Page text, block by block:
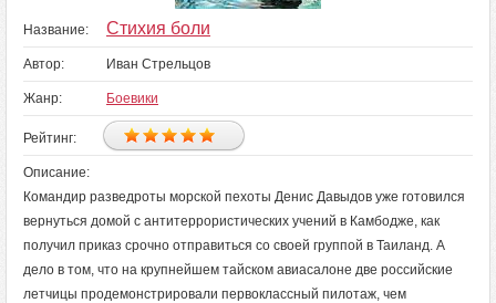
Название: Стихия боли
Автор: Иван Стрельцов
Жанр: Боевики
Рейтинг:
Описание:
Командир разведроты морской пехоты Денис Давыдов уже готовился
вернуться домой с антитеррористических учений в Камбодже, как
получил приказ срочно отправиться со своей группой в Таиланд. А
дело в том, что на крупнейшем тайском авиасалоне две российские
летчицы продемонстрировали первоклассный пилотаж, чем